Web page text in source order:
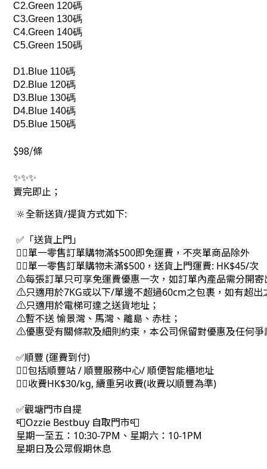
C2.Green 120碼
C3.Green 130碼
C4.Green 140碼
C5.Green 150碼
D1.Blue 110碼
D2.Blue 120碼
D3.Blue 130碼
D4.Blue 140碼
D5.Blue 150碼
$98/條
✨✨✨
賣完即止；
🔆全新送貨/提貨方式如下:
✅「送貨上門」
👉🏻單一零售訂單購物滿$500即免運費，不夾單商品除外
👉🏻單一零售訂單購物未滿$500，送貨上門運費: HK$45/次
⚠每張訂單只可享免運費優惠一次，如訂單內產品需分開
⚠只適用於7KG或以下/單邊不超過60cm之包裹，如有超出
⚠只適用於電梯可達之送貨地址；
⚠暫不送 愉景灣、馬灣、離島、赤柱；
⚠優惠受有關條款及細則約束，本公司保留對優惠及任何
✅順豐 (運費到付)
👉🏻包括順豐站 / 順豐服務中心/ 順便智能櫃地址
👉🏻收費HK$30/kg, 續重另收費(收費以順豐為準)
✅觀塘門市自提
📮Ozzie Bestbuy 自取門市📮
星期一至五：10:30-7PM、星期六：10-1PM
星期日及公眾假期休息